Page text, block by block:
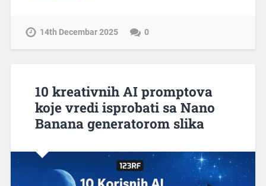
14th Decembar 2025 0
10 kreativnih AI promptova
koje vredi isprobati sa Nano
Banana generatorom slika